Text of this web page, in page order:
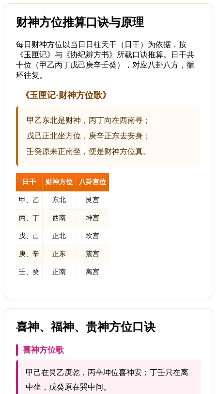
财神方位推算口诀与原理
每日财神方位以当日日柱天干（日干）为依据，按
《玉匣记》与《协纪辨方书》所载口诀推算。日干共
十位（甲乙丙丁戊己庚辛壬癸），对应八卦八方，循
环往复。
《玉匣记·财神方位歌》
甲乙东北是财神，丙丁向在西南寻；
戊己正北坐方位，庚辛正东去安身；
壬癸原来正南坐，便是财神方位真。
日干 财神方位 八卦宫位
甲、乙 东北 艮宫
丙、丁 西南 坤宫
戊、己 正北 坎宫
庚、辛 正东 震宫
壬、癸 正南 离宫
喜神、福神、贵神方位口诀
喜神方位歌
甲己在艮乙庚乾，丙辛坤位喜神安；丁壬只在离
中坐，戊癸原在巽中间。